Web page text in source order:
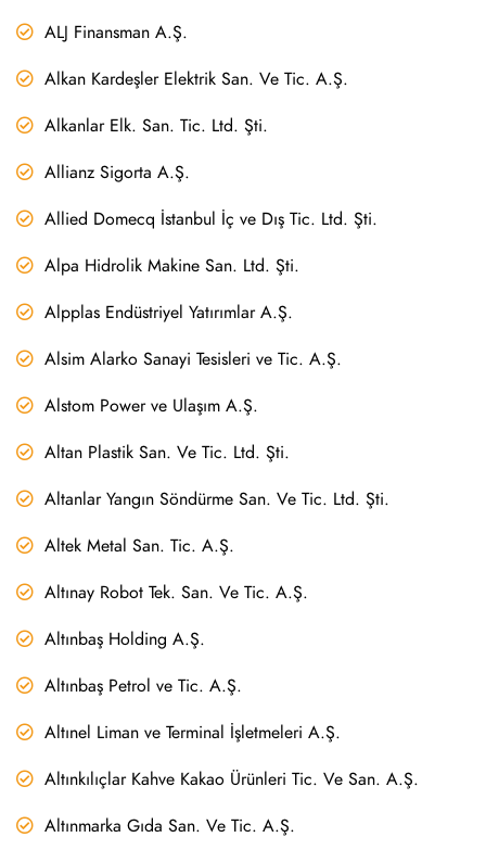
ALJ Finansman A.Ş.
Alkan Kardeşler Elektrik San. Ve Tic. A.Ş.
Alkanlar Elk. San. Tic. Ltd. Şti.
Allianz Sigorta A.Ş.
Allied Domecq İstanbul İç ve Dış Tic. Ltd. Şti.
Alpa Hidrolik Makine San. Ltd. Şti.
Alpplas Endüstriyel Yatırımlar A.Ş.
Alsim Alarko Sanayi Tesisleri ve Tic. A.Ş.
Alstom Power ve Ulaşım A.Ş.
Altan Plastik San. Ve Tic. Ltd. Şti.
Altanlar Yangın Söndürme San. Ve Tic. Ltd. Şti.
Altek Metal San. Tic. A.Ş.
Altınay Robot Tek. San. Ve Tic. A.Ş.
Altınbaş Holding A.Ş.
Altınbaş Petrol ve Tic. A.Ş.
Altınel Liman ve Terminal İşletmeleri A.Ş.
Altınkılıçlar Kahve Kakao Ürünleri Tic. Ve San. A.Ş.
Altınmarka Gıda San. Ve Tic. A.Ş.